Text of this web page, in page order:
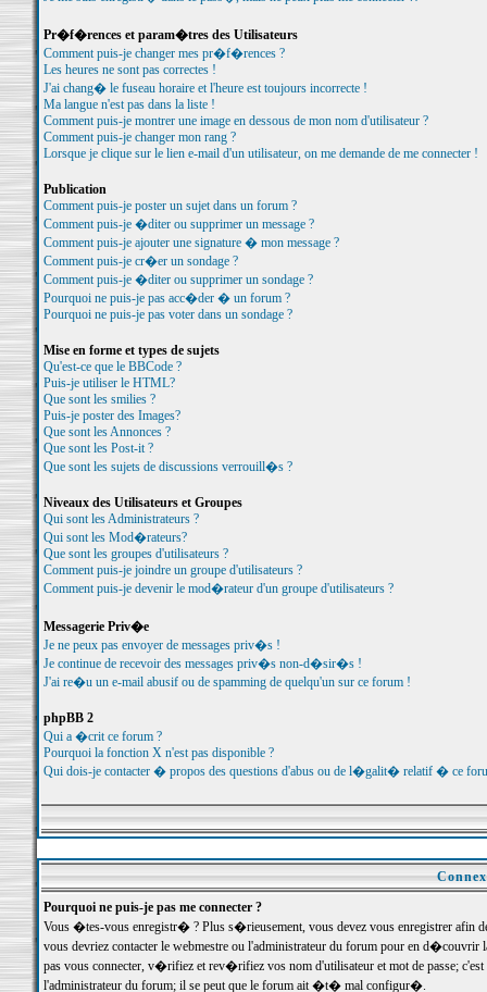
Pr�f�rences et param�tres des Utilisateurs
Comment puis-je changer mes pr�f�rences ?
Les heures ne sont pas correctes !
J'ai chang� le fuseau horaire et l'heure est toujours incorrecte !
Ma langue n'est pas dans la liste !
Comment puis-je montrer une image en dessous de mon nom d'utilisateur ?
Comment puis-je changer mon rang ?
Lorsque je clique sur le lien e-mail d'un utilisateur, on me demande de me connecter !
Publication
Comment puis-je poster un sujet dans un forum ?
Comment puis-je �diter ou supprimer un message ?
Comment puis-je ajouter une signature � mon message ?
Comment puis-je cr�er un sondage ?
Comment puis-je �diter ou supprimer un sondage ?
Pourquoi ne puis-je pas acc�der � un forum ?
Pourquoi ne puis-je pas voter dans un sondage ?
Mise en forme et types de sujets
Qu'est-ce que le BBCode ?
Puis-je utiliser le HTML?
Que sont les smilies ?
Puis-je poster des Images?
Que sont les Annonces ?
Que sont les Post-it ?
Que sont les sujets de discussions verrouill�s ?
Niveaux des Utilisateurs et Groupes
Qui sont les Administrateurs ?
Qui sont les Mod�rateurs?
Que sont les groupes d'utilisateurs ?
Comment puis-je joindre un groupe d'utilisateurs ?
Comment puis-je devenir le mod�rateur d'un groupe d'utilisateurs ?
Messagerie Priv�e
Je ne peux pas envoyer de messages priv�s !
Je continue de recevoir des messages priv�s non-d�sir�s !
J'ai re�u un e-mail abusif ou de spamming de quelqu'un sur ce forum !
phpBB 2
Qui a �crit ce forum ?
Pourquoi la fonction X n'est pas disponible ?
Qui dois-je contacter � propos des questions d'abus ou de l�galit� relatif � ce
Pourquoi ne puis-je pas me connecter ?
Vous �tes-vous enregistr� ? Plus s�rieusement, vous devez vous enregistrer
vous devriez contacter le webmestre ou l'administrateur du forum pour en
pas vous connecter, v�rifiez et rev�rifiez vos nom d'utilisateur et mot de passe;
l'administrateur du forum; il se peut que le forum ait �t� mal configur�.